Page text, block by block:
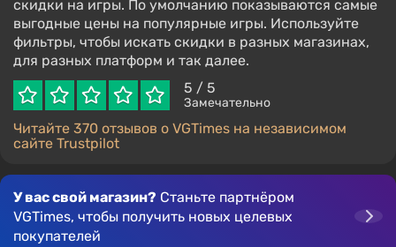
скидки на игры. По умолчанию показываются самые
выгодные цены на популярные игры. Используйте
фильтры, чтобы искать скидки в разных магазинах,
для разных платформ и так далее.
5 / 5
Замечательно
Читайте 370 отзывов о VGTimes на независимом
сайте Trustpilot
У вас свой магазин? Станьте партнёром
VGTimes, чтобы получить новых целевых
покупателей